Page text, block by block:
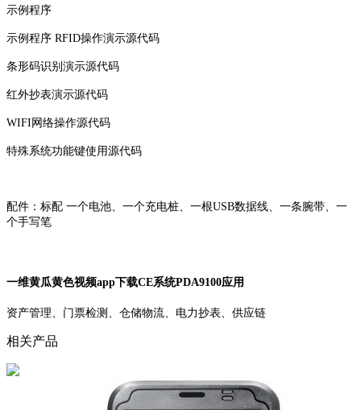
示例程序
示例程序 RFID操作演示源代码
条形码识别演示源代码
红外抄表演示源代码
WIFI网络操作源代码
特殊系统功能键使用源代码
配件：标配 一个电池、一个充电桩、一根USB数据线、一条腕带、一
个手写笔
一维黄瓜黄色视频app下载CE系统PDA9100应用
资产管理、门票检测、仓储物流、电力抄表、供应链
相关产品